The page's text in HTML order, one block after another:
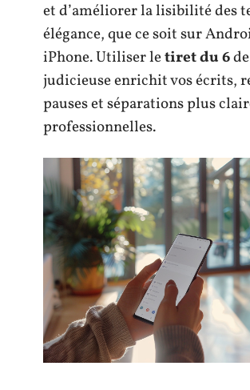
et d’améliorer la lisibilité des
élégance, que ce soit sur
iPhone. Utiliser letiret du 6
judicieuse enrichit vos écrits,
pauses et séparations plus
professionnelles.